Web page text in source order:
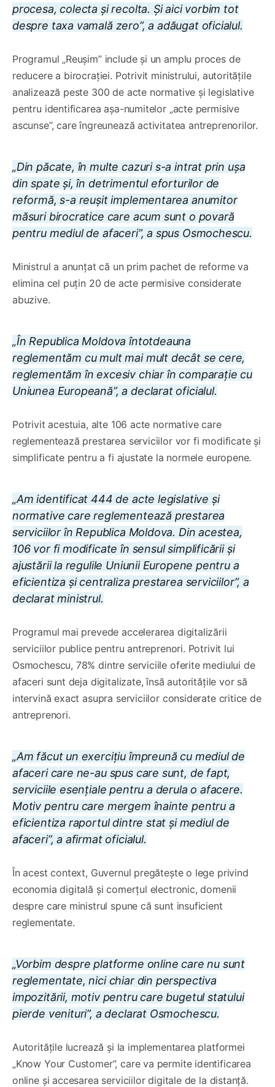
procesa, colecta și recolta. Și aici vorbim tot
despre taxa vamală zero”, a adăugat oficialul.
Programul „Reușim” include și un amplu proces de
reducere a birocrației. Potrivit ministrului, autoritățile
analizează peste 300 de acte normative și legislative
pentru identificarea așa-numitelor „acte permisive
ascunse”, care îngreunează activitatea antreprenorilor.
„Din păcate, în multe cazuri s-a intrat prin ușa
din spate și, în detrimentul eforturilor de
reformă, s-a reușit implementarea anumitor
măsuri birocratice care acum sunt o povară
pentru mediul de afaceri”, a spus Osmochescu.
Ministrul a anunțat că un prim pachet de reforme va
elimina cel puțin 20 de acte permisive considerate
abuzive.
„În Republica Moldova întotdeauna
reglementăm cu mult mai mult decât se cere,
reglementăm în excesiv chiar în comparație cu
Uniunea Europeană”, a declarat oficialul.
Potrivit acestuia, alte 106 acte normative care
reglementează prestarea serviciilor vor fi modificate și
simplificate pentru a fi ajustate la normele europene.
„Am identificat 444 de acte legislative și
normative care reglementează prestarea
serviciilor în Republica Moldova. Din acestea,
106 vor fi modificate în sensul simplificării și
ajustării la regulile Uniunii Europene pentru a
eficientiza și centraliza prestarea serviciilor”, a
declarat ministrul.
Programul mai prevede accelerarea digitalizării
serviciilor publice pentru antreprenori. Potrivit lui
Osmochescu, 78% dintre serviciile oferite mediului de
afaceri sunt deja digitalizate, însă autoritățile vor să
intervină exact asupra serviciilor considerate critice de
antreprenori.
„Am făcut un exercițiu împreună cu mediul de
afaceri care ne-au spus care sunt, de fapt,
serviciile esențiale pentru a derula o afacere.
Motiv pentru care mergem înainte pentru a
eficientiza raportul dintre stat și mediul de
afaceri”, a afirmat oficialul.
În acest context, Guvernul pregătește o lege privind
economia digitală și comerțul electronic, domenii
despre care ministrul spune că sunt insuficient
reglementate.
„Vorbim despre platforme online care nu sunt
reglementate, nici chiar din perspectiva
impozitării, motiv pentru care bugetul statului
pierde venituri”, a declarat Osmochescu.
Autoritățile lucrează și la implementarea platformei
„Know Your Customer”, care va permite identificarea
online și accesarea serviciilor digitale de la distanță.